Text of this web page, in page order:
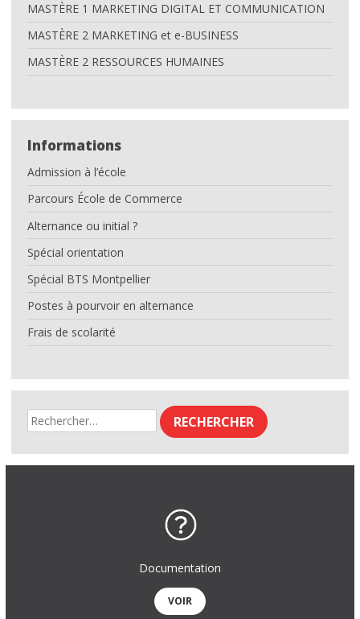
MASTÈRE 1 MARKETING DIGITAL ET COMMUNICATION
MASTÈRE 2 MARKETING et e-BUSINESS
MASTÈRE 2 RESSOURCES HUMAINES
Informations
Admission à l’école
Parcours École de Commerce
Alternance ou initial ?
Spécial orientation
Spécial BTS Montpellier
Postes à pourvoir en alternance
Frais de scolarité
Rechercher :
Documentation
VOIR